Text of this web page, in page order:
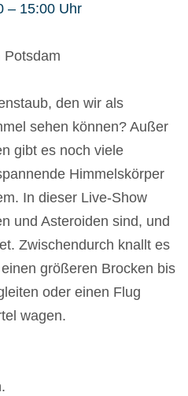
– 15:00 Uhr
Potsdam
den wir als
sehen können? Außer
gibt es noch viele
Himmelskörper
In dieser Live-Show
und Asteroiden sind, und
Zwischendurch knallt es
größeren Brocken bis
oder einen Flug
wagen.